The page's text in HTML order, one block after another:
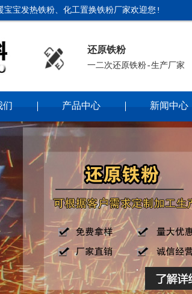
宝发热铁粉、化工置换铁粉厂家欢迎您!
还原铁粉
一二次还原铁粉-生产厂家
们 产品中心 新闻中心